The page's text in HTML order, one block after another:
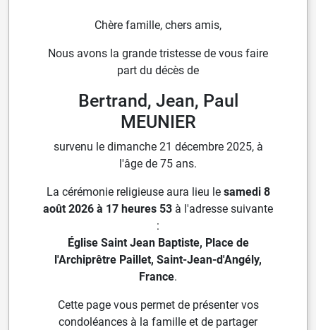
Chère famille, chers amis,
Nous avons la grande tristesse de vous faire
part du décès de
Bertrand, Jean, Paul
MEUNIER
survenu le dimanche 21 décembre 2025, à
l'âge de 75 ans.
La cérémonie religieuse aura lieu le samedi 8
août 2026 à 17 heures 53 à l'adresse suivante
:
Église Saint Jean Baptiste, Place de
l'Archiprêtre Paillet, Saint-Jean-d'Angély,
France.
Cette page vous permet de présenter vos
condoléances à la famille et de partager